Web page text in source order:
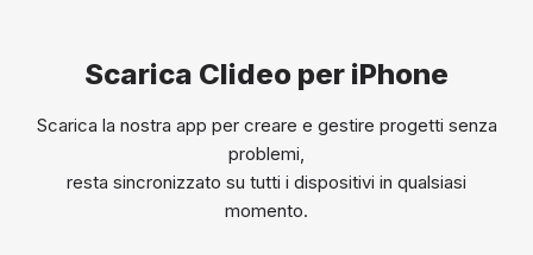
Scarica Clideo per iPhone
Scarica la nostra app per creare e gestire progetti senza
problemi,
resta sincronizzato su tutti i dispositivi in qualsiasi
momento.